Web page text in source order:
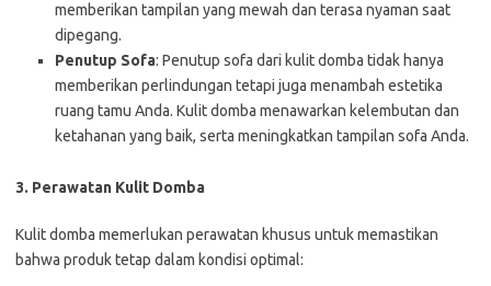
memberikan tampilan yang mewah dan terasa nyaman saat
dipegang.
Penutup Sofa: Penutup sofa dari kulit domba tidak hanya
memberikan perlindungan tetapi juga menambah estetika
ruang tamu Anda. Kulit domba menawarkan kelembutan dan
ketahanan yang baik, serta meningkatkan tampilan sofa Anda.
3. Perawatan Kulit Domba
Kulit domba memerlukan perawatan khusus untuk memastikan
bahwa produk tetap dalam kondisi optimal: